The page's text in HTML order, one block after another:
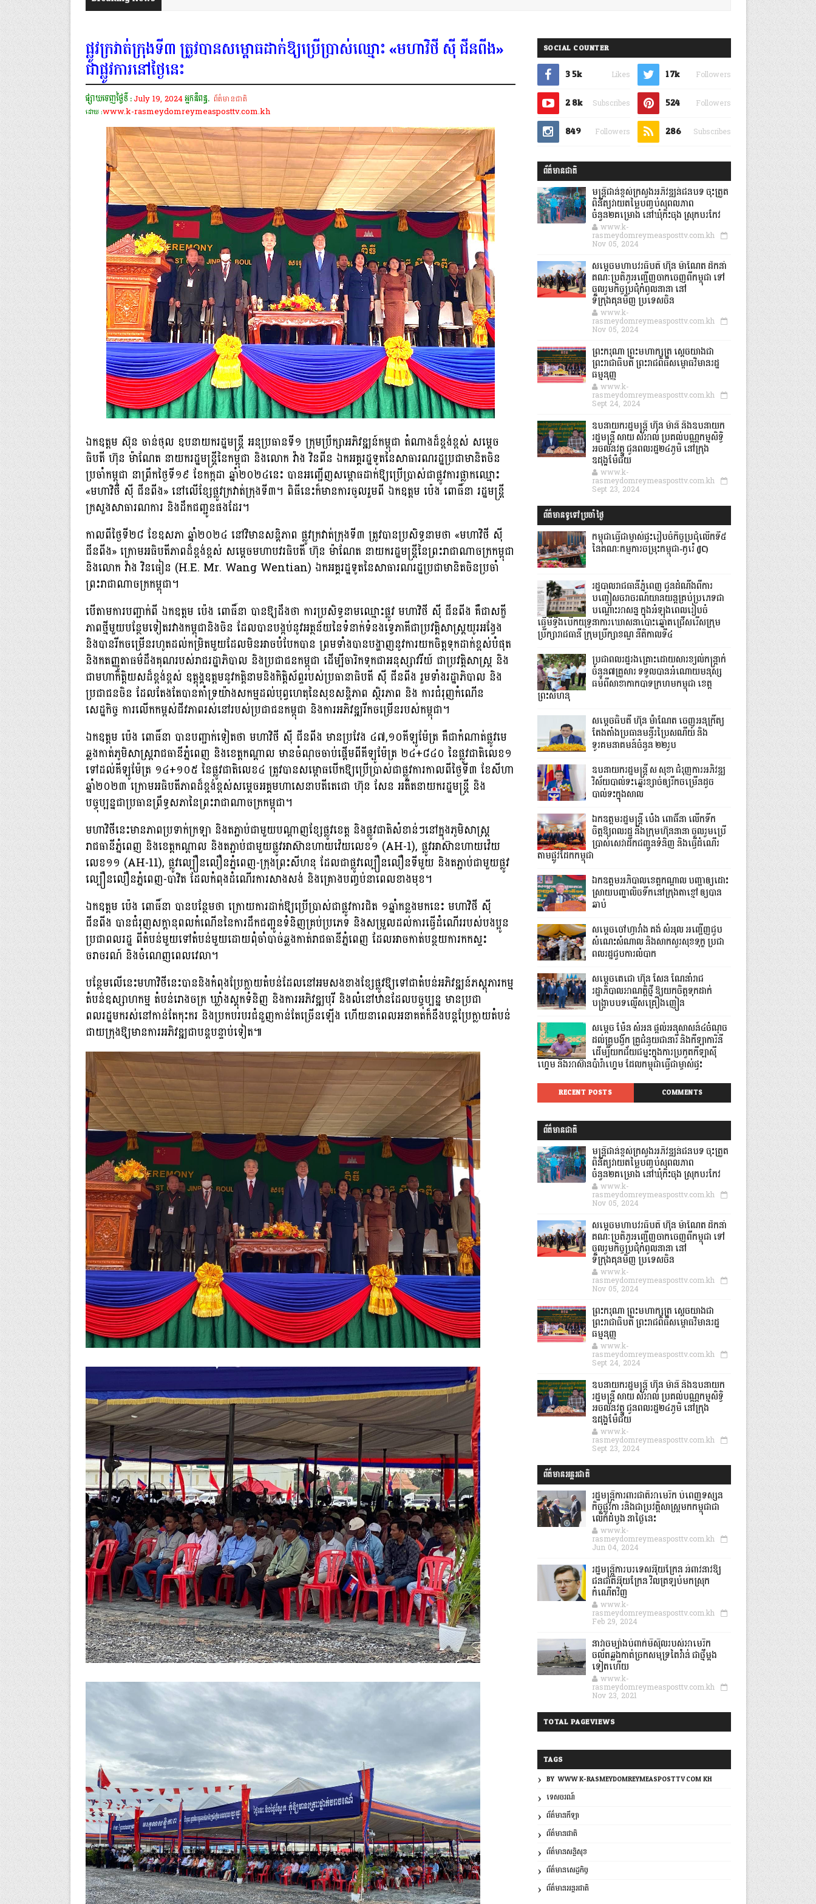
ផ្លូវក្រវាត់ក្រុងទី៣ ត្រូវបានសម្ពោធដាក់ឱ្យប្រើប្រាស់ឈ្មោះ «មហាវិថី ស៊ី ជីនពីង»
ជាផ្លូវការនៅថ្ងៃនេះ
ផ្សាយចេញថ្ងៃទី :July 19, 2024អ្នកនិពន្ធ. ព័ត៌មានជាតិ
ដោយ :www.k-rasmeydomreymeasposttv.com.kh
ឯកឧត្តម ស៊ុន ចាន់ថុល ឧបនាយករដ្ឋមន្ត្រី អនុប្រធានទី១ ក្រុមប្រឹក្សាអភិវឌ្ឍន៍កម្ពុជា តំណាងដ៏ខ្ពង់ខ្ពស់ សម្តេច
ធិបតី ហ៊ុន ម៉ាណែត នាយករដ្ឋមន្ត្រីនៃកម្ពុជា និង​លោក វ៉ាង វិនពីន ឯកអគ្គរដ្ឋទូតនៃសាធារណរដ្ឋប្រជាមានិតចិន
ប្រចាំកម្ពុជា នាព្រឹកថ្ងៃទី១៩ ខែកក្កដា ឆ្នាំ២០២៤នេះ បានអញ្ជើញសម្ពោធដាក់ឱ្យប្រើប្រាស់ជាផ្លូវការផ្លាកឈ្មោះ
«មហាវិថី ស៊ី ជីនពីង» នៅលើខ្សែផ្លូវក្រវាត់ក្រុងទី៣។ ពិធីនេះក៏មានការចូលរួមពី ឯកឧត្តម ប៉េង ពោធិ៍នា រដ្ឋមន្រ្តី
ក្រសួងសាធារណការ និងដឹកជញ្ជូនផងដែរ។
កាលពីថ្ងៃទី២៨ ខែឧសភា ឆ្នាំ២០២៤ នៅវិមានសន្តិភាព ផ្លូវក្រវាត់ក្រុងទី៣ ត្រូវបានប្រសិទ្ធនាមថា «មហាវិថី ស៊ី
ជីនពីង» ក្រោមអធិបតីភាពដ៏ខ្ពង់ខ្ពស់ សម្តេចមហាបវរធិបតី ហ៊ុន ម៉ាណែត នាយករដ្ឋមន្រ្តីនៃព្រះរាជាណាចក្រកម្ពុជា
និងលោក វ៉ាង វិនធៀន (H.E. Mr. Wang Wentian) ឯកអគ្គរដ្ឋទូតនៃសាធារណរដ្ឋប្រជាមានិតចិនប្រចាំ
ព្រះរាជាណាចក្រកម្ពុជា។
បេីតាមការបញ្ជាក់ពី ឯកឧត្តម ប៉េង ពោធិ៍នា បានឱ្យដឹងថា ការប្រសិទ្ធនាមឈ្មោះផ្លូវ មហាវិថី ស៊ី ជីនពីង គឺជាសក្ខី
ភាពថ្មីមួយបន្ថែមទៀតរវាងកម្ពុជានិងចិន ដែលបានបង្កប់នូវអត្ថន័យនៃទំនាក់ទំនងទ្វេភាគីជាប្រវត្តិសាស្ត្រយូរអង្វែង
និងបានរីកចម្រើនរហូតដល់កម្រិតមួយដែលមិនអាចបំបែកបាន ព្រមទាំងបានបង្ហាញនូវការយកចិត្តទុកដាក់ខ្ពស់បំផុត
និងកតញ្ញូតាធម៌ដឹងគុណរបស់រាជរដ្ឋាភិបាល និងប្រជាជនកម្ពុជា ដើម្បីចារិកទុកជាអនុស្សាវរីយ៍ ជាប្រវត្តិសាស្ត្រ និង
ជាមហាកិត្តិយសដ៏ខ្ពង់ខ្ពស់ ឧត្តុង្គឧត្តមនូវកត្តិនាមនិងកិត្តិស័ព្ទរបស់ប្រធានាធិបតី ស៊ី ជីនពីង រួមទាំងរដ្ឋាភិបាល និង
ប្រជាជនចិន ដែលតែងតែបានគាំទ្រយ៉ាងសកម្មដល់បុព្វហេតុនៃសុខសន្តិភាព ស្ថិរភាព និង ការជំរុញកំណើន
សេដ្ឋកិច្ច ការលើកកម្ពស់ជីវភាពរស់នៅរបស់ប្រជាជនកម្ពុជា និងការអភិវឌ្ឍរីកចម្រើនរបស់កម្ពុជា។
ឯកឧត្តម ប៉េង ពោធិ៍នា បានបញ្ជាក់ទៀតថា មហាវិថី ស៊ី ជីនពីង មានប្រវែង ៤៧,១០គីឡូម៉ែត្រ គឺជាកំណាត់ផ្លូវមេ
ឆ្លងកាត់ភូមិសាស្រ្តរាជធានីភ្នំពេញ និងខេត្តកណ្តាល មានចំណុចចាប់ផ្តើមពីគីឡូម៉ែត្រ ២៤+៨៤០ នៃផ្លូវជាតិលេខ១
ទៅដល់គីឡូម៉ែត្រ ១៤+១០៥ នៃផ្លូវជាតិលេខ៤ ត្រូវបានសម្ពោធបើកឱ្យប្រើប្រាស់ជាផ្លូវការកាលពីថ្ងៃទី៣ ខែសីហា
ឆ្នាំ២០២៣ ក្រោមអធិបតីភាពដ៏ខ្ពង់ខ្ពស់សម្តេចអគ្គមហាសេនាបតីតេជោ ហ៊ុន សែន អតីតនាយករដ្ឋមន្ត្រី និង
បច្ចុប្បន្នជាប្រធានព្រឹទ្ធសភានៃព្រះរាជាណាចក្រកម្ពុជា។
មហាវិថីនេះមានភាពប្រទាក់ក្រឡា និងតភ្ជាប់ជាមួយបណ្តាញខ្សែផ្លូវខេត្ត និងផ្លូវជាតិសំខាន់ៗនៅក្នុងភូមិសាស្រ្ត
រាជធានីភ្នំពេញ និងខេត្តកណ្តាល និងតភ្ជាប់ជាមួយផ្លូវអាស៊ានហាយវ៉េយលេខ១ (AH-1), ផ្លូវអាស៊ានហាយវ៉េយ
លេខ១១ (AH-11), ផ្លូវល្បឿនលឿនភ្នំពេញ-ក្រុងព្រះសីហនុ ដែលជាផ្លូវល្បឿនលឿនទីមួយ និងតភ្ជាប់ជាមួយផ្លូវ
ល្បឿនលឿនភ្នំពេញ-បាវិត ដែលកំពុងដំណើរការសាងសង់ និងគ្រោងបញ្ចប់នាពេលខាងមុខ។
ឯកឧត្តម ប៉េង ពោធិ៍នា បានបន្ថែមថា ក្រោយការដាក់ឱ្យប្រើប្រាស់ជាផ្លូវការជិត ១ឆ្នាំកន្លងមកនេះ មហាវិថី ស៊ី
ជីនពីង បានជំរុញសក្តានុពលកំណើននៃការដឹកជញ្ជូនទំនិញគ្រប់ប្រភេទ និងសម្រួលដល់ការធ្វើដំណើររបស់បងប្អូន
ប្រជាពលរដ្ឋ ពីតំបន់មួយទៅតំបន់មួយដោយពុំចាំបាច់ឆ្លងកាត់រាជធានីភ្នំពេញ ដែលអាចកាត់បន្ថយការកកស្ទះ
ចរាចរណ៍ និងចំណេញពេលវេលា។
បន្ថែមលើនេះមហាវិថីនេះបាននិងកំពុងប្រែក្លាយតំបន់ដែលនៅអមសងខាងខ្សែផ្លូវឱ្យទៅជាតំបន់អភិវឌ្ឍន៍ភស្តុភារកម្ម
តំបន់ឧស្សាហកម្ម តំបន់រោងចក្រ ឃ្លាំងស្តុកទំនិញ និងការអភិវឌ្ឍបុរី និងលំនៅឋានដែលបច្ចុប្បន្ន មានប្រជា
ពលរដ្ឋមករស់នៅកាន់តែកុះករ និងប្រកបរបរជំនួញកាន់តែច្រើនឡើង ហើយនាពេលអនាគតក៏នឹងបន្តប្រែក្លាយតំបន់
ជាយក្រុងឱ្យមានការអភិវឌ្ឍជាបន្តបន្ទាប់ទៀត៕
SOCIAL COUNTER
3.5k Likes 1.7k Followers
2.8k Subscribes 524 Followers
849 Followers 286 Subscribes
ព័ត៌មានជាតិ
មន្ត្រីជាន់ខ្ពស់ក្រសួងអភិវឌ្ឍន៍ជនបទ ចុះត្រួត
ពិនិត្យវាយតម្លៃបញ្ចប់សុពលភាព
ចំនួន២គម្រោង នៅឃុំកិះចុង ស្រុកបរកែវ
www.k-
rasmeydomreymeasposttv.com.kh
Nov 05, 2024
សម្តេចមហាបវរធិបតី ហ៊ុន ម៉ាណែត ដឹកនាំ
គណៈប្រតិភូអញ្ជើញចាកចេញពីកម្ពុជា ទៅ
ចូលរួមកិច្ចប្រជុំកំពូលនានា នៅ
ទីក្រុងគុនមិញ ប្រទេសចិន
www.k-
rasmeydomreymeasposttv.com.kh
Nov 05, 2024
ព្រះករុណា ព្រះមហាក្សត្រ ស្តេចយាងជា
ព្រះរាជាធិបតី ព្រះរាជពិធីសម្ពោធវិមានរដ្ឋ
ធម្មនុញ្ញ
www.k-
rasmeydomreymeasposttv.com.kh
Sept 24, 2024
ឧបនាយករដ្ឋមន្ដ្រី ហ៊ុន ម៉ានី និងឧបនាយក
រដ្ឋមន្ដ្រី សាយ សំអាល់ ប្រគល់បណ្ណកម្មសិទ្ធិ
អចលនវត្ថុ ជូនពលរដ្ឋ២៤ភូមិ នៅក្រុង
ឧដុង្គម៉ែជ័យ
www.k-
rasmeydomreymeasposttv.com.kh
Sept 23, 2024
ព័ត៌មានទូទៅប្រចាំថ្ងៃ
កម្ពុជាធ្វើជាម្ចាស់ផ្ទះរៀបចំកិច្ចប្រជុំលើកទី៥
នៃគណៈកម្មការចម្រុះកម្ពុជា-កូរ៉េ (JC)
រដ្ឋបាលរាជធានីភ្នំពេញ ជូនដំណឹងពីការ
បញ្ចៀសចរាចរណ៍យានយន្តគ្រប់ប្រភេទជា
បណ្តោះអាសន្ន ក្នុងអំឡុងពេលរៀបចំ
ធ្វើមីទ្ទីងបើកយុទ្ធនាការឃោសនាបោះឆ្នោតជ្រើសរើសក្រុម
ប្រឹក្សារាជធានី ក្រុមប្រឹក្សាខណ្ឌ នីតិកាលទី៤
ប្រជាពលរដ្ឋរងគ្រោះដោយសារខ្យល់កន្ត្រាក់
ចំនួន៧គ្រួសារ ទទួលបានអំណោយមនុស្ស
ធម៌ពីសាខាកាកបាទក្រហមកម្ពុជា ខេត្ត
ព្រះសីហនុ
សម្តេចធិបតី ហ៊ុន ម៉ាណែត ចេញអនុក្រឹត្យ
តែងតាំងប្រធានមន្ទីរប្រៃសណីយ៍ និង
ទូរគមនាគមន៍ចំនួន ២២រូប
ឧបនាយករដ្ឋមន្ដ្រី ស សុខា ជំរុញការអភិវឌ្ឍ
វិស័យបាល់ទះឆ្នេរខ្សាច់ឲ្យរីកចម្រើនដូច
បាល់ទះក្នុងសាល
ឯកឧត្តមរដ្ឋមន្ត្រី ប៉េង ពោធិ៍នា លើកទឹក
ចិត្តឱ្យពលរដ្ឋ និងក្រុមហ៊ុននានា ចូលរួមប្រើ
ប្រាស់សេវាដឹកជញ្ជូនទំនិញ និងធ្វើដំណើរ
តាមផ្លូវដែកកម្ពុជា
ឯកឧត្តមអភិបាលខេត្តកណ្ដាល បញ្ជាឲ្យដោះ
ស្រាយបញ្ហាលិចទឹកនៅក្រុងតាខ្មៅ ឲ្យបាន
ឆាប់
សម្តេចចៅហ្វាវាំង គង់ សំអុល អញ្ជើញជួប
សំណេះសំណាល និងសាកសួរសុខទុក្ខ ប្រជា
ពលរដ្ឋជួបការលំបាក
សម្តេចតេជោ ហ៊ុន សែន ណែនាំរាជ
រដ្ឋាភិបាលអាណត្តិថ្មី ឱ្យយកចិត្តទុកដាក់
បង្ក្រាបបទល្មើសគ្រឿងញៀន
សម្តេច ម៉ែន សំអន ផ្តល់អនុសាសន៍៤ចំណុច
ដល់គ្រូបង្វឹក គ្រូជំនួយជានារី និងកីឡាការិនី
ដើម្បីយកជ័យជម្នះក្នុងការប្រកួតកីឡាស៊ី
ហ្គេម និងអាស៊ានប៉ារ៉ាហ្គេម ដែលកម្ពុជាធ្វើជាម្ចាស់ផ្ទះ
RECENT POSTS COMMENTS
ព័ត៌មានជាតិ
មន្ត្រីជាន់ខ្ពស់ក្រសួងអភិវឌ្ឍន៍ជនបទ ចុះត្រួត
ពិនិត្យវាយតម្លៃបញ្ចប់សុពលភាព
ចំនួន២គម្រោង នៅឃុំកិះចុង ស្រុកបរកែវ
www.k-
rasmeydomreymeasposttv.com.kh
Nov 05, 2024
សម្តេចមហាបវរធិបតី ហ៊ុន ម៉ាណែត ដឹកនាំ
គណៈប្រតិភូអញ្ជើញចាកចេញពីកម្ពុជា ទៅ
ចូលរួមកិច្ចប្រជុំកំពូលនានា នៅ
ទីក្រុងគុនមិញ ប្រទេសចិន
www.k-
rasmeydomreymeasposttv.com.kh
Nov 05, 2024
ព្រះករុណា ព្រះមហាក្សត្រ ស្តេចយាងជា
ព្រះរាជាធិបតី ព្រះរាជពិធីសម្ពោធវិមានរដ្ឋ
ធម្មនុញ្ញ
www.k-
rasmeydomreymeasposttv.com.kh
Sept 24, 2024
ឧបនាយករដ្ឋមន្ដ្រី ហ៊ុន ម៉ានី និងឧបនាយក
រដ្ឋមន្ដ្រី សាយ សំអាល់ ប្រគល់បណ្ណកម្មសិទ្ធិ
អចលនវត្ថុ ជូនពលរដ្ឋ២៤ភូមិ នៅក្រុង
ឧដុង្គម៉ែជ័យ
www.k-
rasmeydomreymeasposttv.com.kh
Sept 23, 2024
ព័ត៌មានអន្តរជាតិ
រដ្ឋមន្រ្តីការពារជាតិអាមេរិក បំពេញទស្សន
កិច្ចផ្លូវកា រនិងជាប្រវត្តិសាស្រ្តមកកម្ពុជាជា
លើកដំបូង នាថ្ងៃនេះ
www.k-
rasmeydomreymeasposttv.com.kh
Jun 04, 2024
រដ្ឋមន្ត្រីការបរទេសអ៊ុយក្រែន អំពាវនាវឱ្យ
ជនជាតិអ៊ុយក្រែន វិលត្រឡប់មកស្រុក
កំណើតវិញ
www.k-
rasmeydomreymeasposttv.com.kh
Feb 29, 2024
នាវាចម្បាំងបំពាក់មីស៊ីលរបស់អាមេរិក
ចល័តឆ្លងកាត់ច្រកសមុទ្រតៃវ៉ាន់ ជាថ្មីម្តង
ទៀតហើយ
www.k-
rasmeydomreymeasposttv.com.kh
Nov 23, 2021
TOTAL PAGEVIEWS
TAGS
BY: WWW.K-RASMEYDOMREYMEASPOSTTV.COM.KH
ទេសចរណ៍
ព័ត៌មានកីឡា
ព័ត៌មានជាតិ
ព័ត៌មានសន្តិសុខ
ព័ត៌មានសេដ្ឋកិច្ច
ព័ត៌មានអន្តរជាតិ